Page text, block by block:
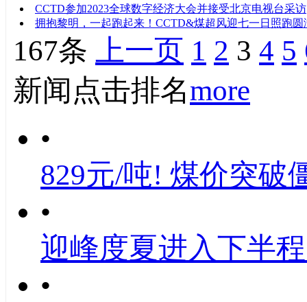
CCTD参加2023全球数字经济大会并接受北京电视台采访
拥抱黎明，一起跑起来！CCTD&煤超风迎七一日照跑圆
167条 上一页 1 2 3 4 5
新闻点击排名more
•
829元/吨! 煤价突破
•
迎峰度夏进入下半
•